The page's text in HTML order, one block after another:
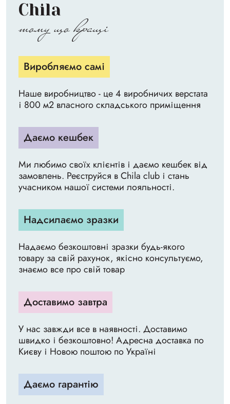
Chila
тому що кращі
Виробляємо самі
Наше виробництво - це 4 виробничих верстата
і 800 м2 власного складського приміщення
Даємо кешбек
Ми любимо своїх клієнтів і даємо кешбек від
замовлень. Реєструйся в Chila club і стань
учасником нашої системи лояльності.
Надсилаємо зразки
Надаємо безкоштовні зразки будь-якого
товару за свій рахунок, якісно консультуємо,
знаємо все про свій товар
Доставимо завтра
У нас завжди все в наявності. Доставимо
швидко і безкоштовно! Адресна доставка по
Києву і Новою поштою по Україні
Даємо гарантію